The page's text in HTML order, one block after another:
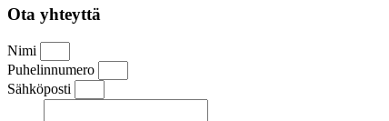
Ota yhteyttä
Nimi
Puhelinnumero
Sähköposti